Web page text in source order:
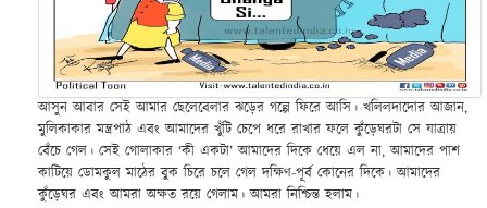
আসুন আবার সেই আমার ছেলেবেলার ঝড়ের গল্পে ফিরে আসি। খলিলদাদোর আজান,
মুলিকাকার মন্ত্রপাঠ এবং আমাদের খুঁটি চেপে ধরে রাখার ফলে কুঁড়েঘরটা সে যাত্রায়
বেঁচে গেল। সেই গোলাকার ‘কী একটা’ আমাদের দিকে ধেয়ে এল না, আমাদের পাশ
কাটিয়ে ডোমকুল মাঠের বুক চিরে চলে গেল দক্ষিণ-পূর্ব কোনের দিকে। আমাদের
কুঁড়েঘর এবং আমরা অক্ষত রয়ে গেলাম। আমরা নিশ্চিন্ত হলাম।